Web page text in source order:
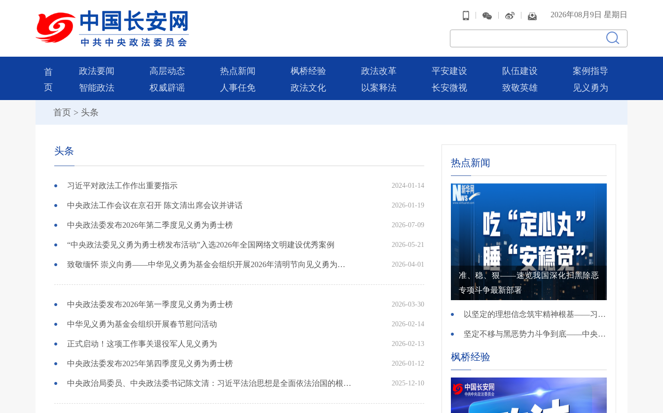
| | | 2026年08月9日 星期日
首
页
政法要闻 高层动态 热点新闻 枫桥经验 政法改革 平安建设 队伍建设
案例指导
智能政法
权威辟谣 人事任免 政法文化 以案释法 长安微视 致敬英雄 见义勇为
首页 > 头条
头条
习近平对政法工作作出重要指示 2024-01-14
中央政法工作会议在京召开 陈文清出席会议并讲话 2026-01-19
中央政法委发布2026年第二季度见义勇为勇士榜 2026-07-09
“中央政法委见义勇为勇士榜发布活动”入选2026年全国网络文明建设优秀案例 2026-05-21
致敬缅怀 崇义向勇——中华见义勇为基金会组织开展2026年清明节向见义勇为英烈和牺牲人员致敬活动 2026-04-01
中央政法委发布2026年第一季度见义勇为勇士榜 2026-03-30
中华见义勇为基金会组织开展春节慰问活动 2026-02-14
正式启动！这项工作事关退役军人见义勇为 2026-02-13
中央政法委发布2025年第四季度见义勇为勇士榜 2026-01-12
中央政治局委员、中央政法委书记陈文清：习近平法治思想是全面依法治国的根本遵循和行动指南 2025-12-10
热点新闻
准、稳、狠——速览我国深化扫黑除恶
专项斗争最新部署
以坚定的理想信念筑牢精神根基——习近平党建思想理论品格系列述评之一
坚定不移与黑恶势力斗争到底——中央政法委负责同志就开展深化扫黑除恶专项斗争有关问题答记者问
枫桥经验